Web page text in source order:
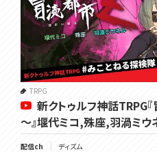
TRPG
新クトゥルフ神話TRPG
～』堰代ミコ,殊座,羽渦ミウ
配信ch ディズム